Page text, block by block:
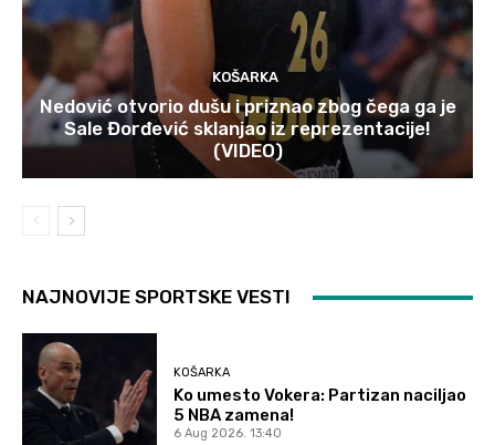
KOŠARKA
Nedović otvorio dušu i priznao zbog čega ga je
Sale Đorđević sklanjao iz reprezentacije!
(VIDEO)
NAJNOVIJE SPORTSKE VESTI
KOŠARKA
Ko umesto Vokera: Partizan naciljao
5 NBA zamena!
6 Aug 2026. 13:40